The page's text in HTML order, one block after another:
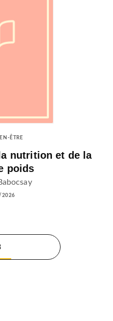
ÊTRE
nutrition et de la
poids